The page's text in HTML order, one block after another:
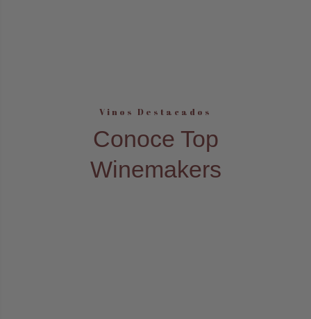
Vinos Destacados
Conoce Top
Winemakers